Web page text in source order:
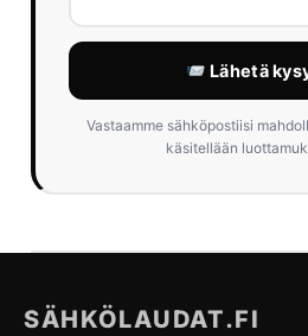
Lähetä
Vastaamme sähköpostiisi
käsitellään
SÄHKÖLAUDAT.FI